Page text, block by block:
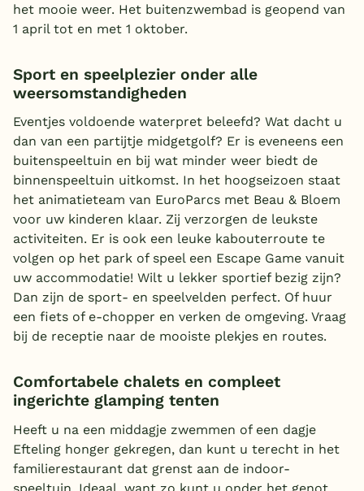
het mooie weer. Het buitenzwembad is geopend van
1 april tot en met 1 oktober.
Sport en speelplezier onder alle
weersomstandigheden
Eventjes voldoende waterpret beleefd? Wat dacht u
dan van een partijtje midgetgolf? Er is eveneens een
buitenspeeltuin en bij wat minder weer biedt de
binnenspeeltuin uitkomst. In het hoogseizoen staat
het animatieteam van EuroParcs met Beau & Bloem
voor uw kinderen klaar. Zij verzorgen de leukste
activiteiten. Er is ook een leuke kabouterroute te
volgen op het park of speel een Escape Game vanuit
uw accommodatie! Wilt u lekker sportief bezig zijn?
Dan zijn de sport- en speelvelden perfect. Of huur
een fiets of e-chopper en verken de omgeving. Vraag
bij de receptie naar de mooiste plekjes en routes.
Comfortabele chalets en compleet
ingerichte glamping tenten
Heeft u na een middagje zwemmen of een dagje
Efteling honger gekregen, dan kunt u terecht in het
familierestaurant dat grenst aan de indoor-